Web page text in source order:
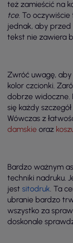
też zamieścić na
tce. To
jednak, aby przed
tekst nie zawiera
Zwróć uwagę,
kolor czcionki.
dobrze widoczne.
się każdy
Wówczas z
damskie oraz
Bardzo ważnym
techniki nadruku.
jest sitodruk. Ta
ubranie bardzo
wszystko za
doskonale